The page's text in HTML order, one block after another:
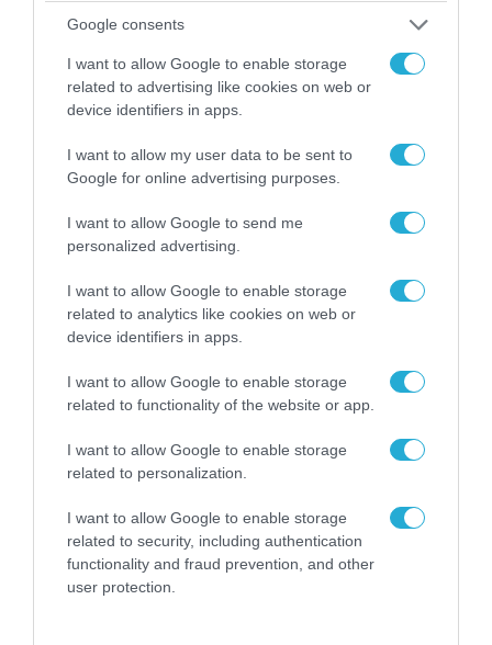
Google consents
I want to allow Google to enable storage
related to advertising like cookies on web or
device identifiers in apps.
I want to allow my user data to be sent to
Google for online advertising purposes.
I want to allow Google to send me
personalized advertising.
I want to allow Google to enable storage
related to analytics like cookies on web or
device identifiers in apps.
I want to allow Google to enable storage
related to functionality of the website or app.
I want to allow Google to enable storage
related to personalization.
I want to allow Google to enable storage
related to security, including authentication
functionality and fraud prevention, and other
user protection.
06.08.2026 | 09:03
«Οι εντελώς αθώοι»: Η ανάρτηση του Αρκά για
τα ζώα που χάθηκαν στις πυρκαγιές της
04.08.2026 | 15:02
Αυτή την ώρα το τελευταίο «αντίο» στον πρώην
υπουργό Ι.Βαρβιτσιώτη (φωτο)